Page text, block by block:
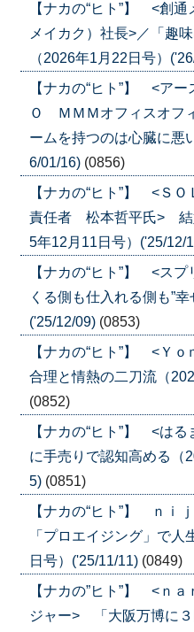
【ナカの“ヒト”】 <創
メイカク）社長>／「趣
（2026年1月22日号）
【ナカの“ヒト”】 <ア
Ｏ ＭＭＭオフィスオ
ームを持つのは心臓に悪
6/01/16) (0856)
【ナカの“ヒト”】 <Ｓ
責任者 松本哲平氏> 結
5年12月11日号）('25/12/
【ナカの“ヒト”】 <ス
くる側も仕入れる側も”
('25/12/09) (0853)
【ナカの“ヒト”】 <Ｙ
合理と情熱の二刀流（
(0852)
【ナカの“ヒト”】 <は
に手売りで認知高める（
5) (0851)
【ナカの“ヒト”】 ｎｉ
「プロエイジング」で
日号）('25/11/11) (0849)
【ナカの”ヒト”】 <ｎ
ジャー> 「大阪万博に